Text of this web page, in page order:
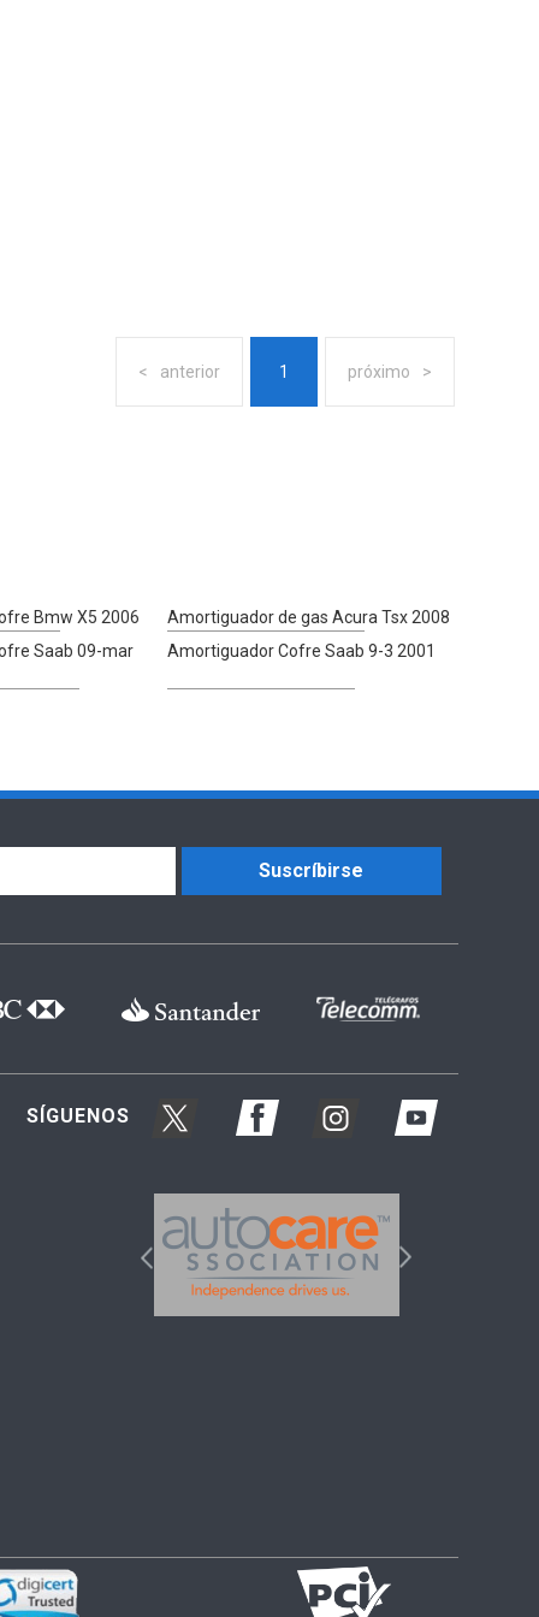
anterior 1 próximo
Bmw X5 2006
Amortiguador de gas Acura Tsx 2008
Saab 09-mar
Amortiguador Cofre Saab 9-3 2001
Suscríbirse
SÍGUENOS